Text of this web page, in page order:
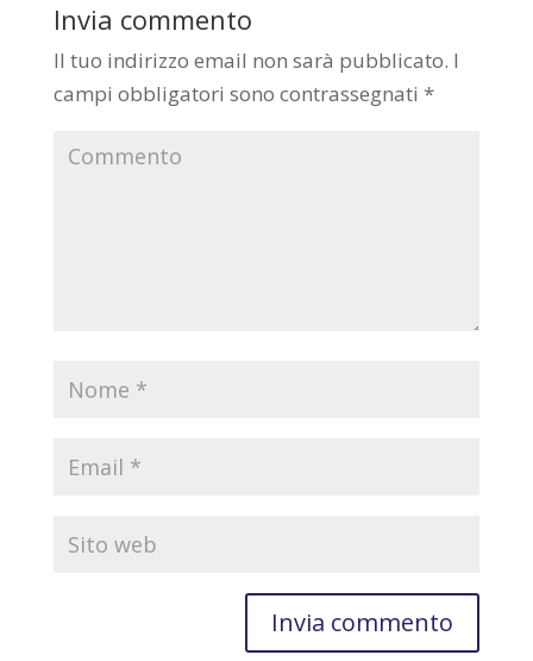
Invia commento
Il tuo indirizzo email non sarà pubblicato. I
campi obbligatori sono contrassegnati *